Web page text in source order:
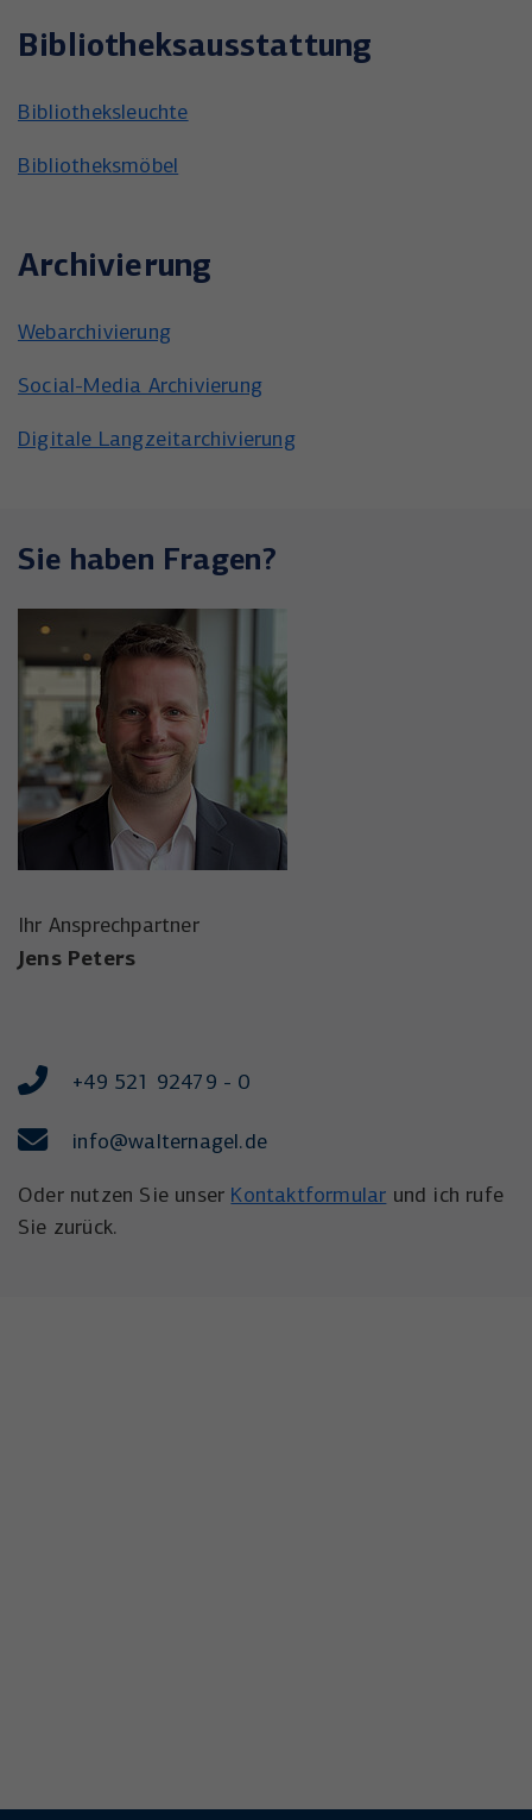
Bibliotheksausstattung
Bibliotheksleuchte
Bibliotheksmöbel
Archivierung
Webarchivierung
Social-Media Archivierung
Digitale Langzeitarchivierung
Sie haben Fragen?
Ihr Ansprechpartner
Jens Peters
+49 521 92479 - 0
info@walternagel.de
Oder nutzen Sie unser Kontaktformular und ich rufe
Sie zurück.